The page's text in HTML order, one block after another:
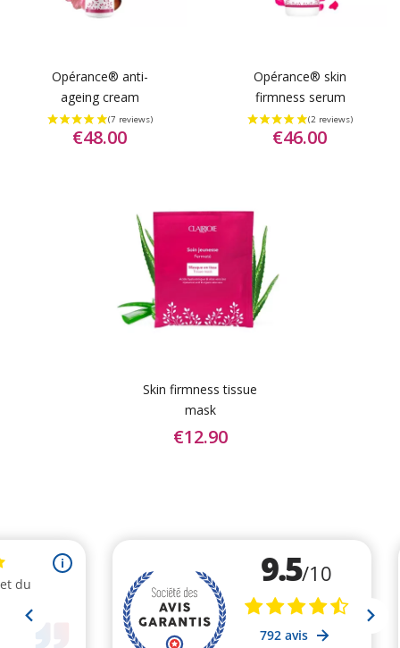
Opérance® anti-
ageing cream
€48.00
Opérance® skin
firmness serum
€46.00
Skin firmness tissue
mask
€12.90